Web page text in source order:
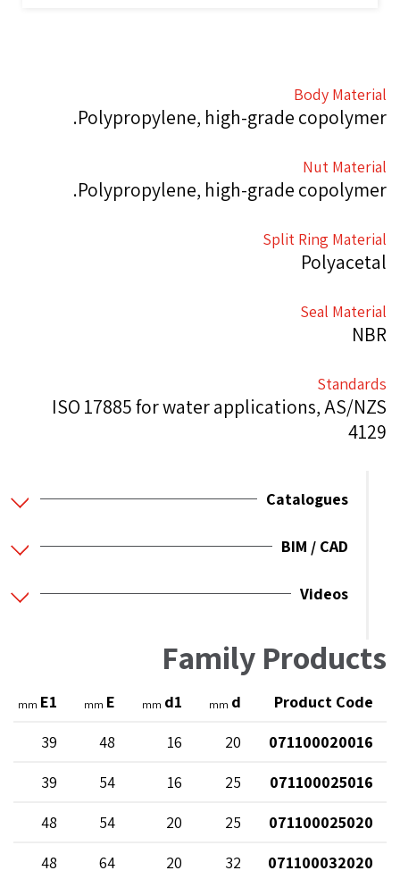
Body Material
Polypropylene, high-grade copolymer.
Nut Material
Polypropylene, high-grade copolymer.
Split Ring Material
Polyacetal
Seal Material
NBR
Standards
ISO 17885 for water applications, AS/NZS
4129
Catalogues
BIM / CAD
Videos
Family Products
Product Code
d
mm
d1
mm
E
mm
E1
mm
071100020016
20
16
48
39
071100025016
25
16
54
39
071100025020
25
20
54
48
071100032020
32
20
64
48